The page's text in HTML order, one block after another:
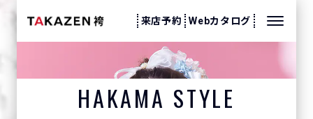
来店予約 Webカタログ
袴スタイル
HAKAMA STYLE